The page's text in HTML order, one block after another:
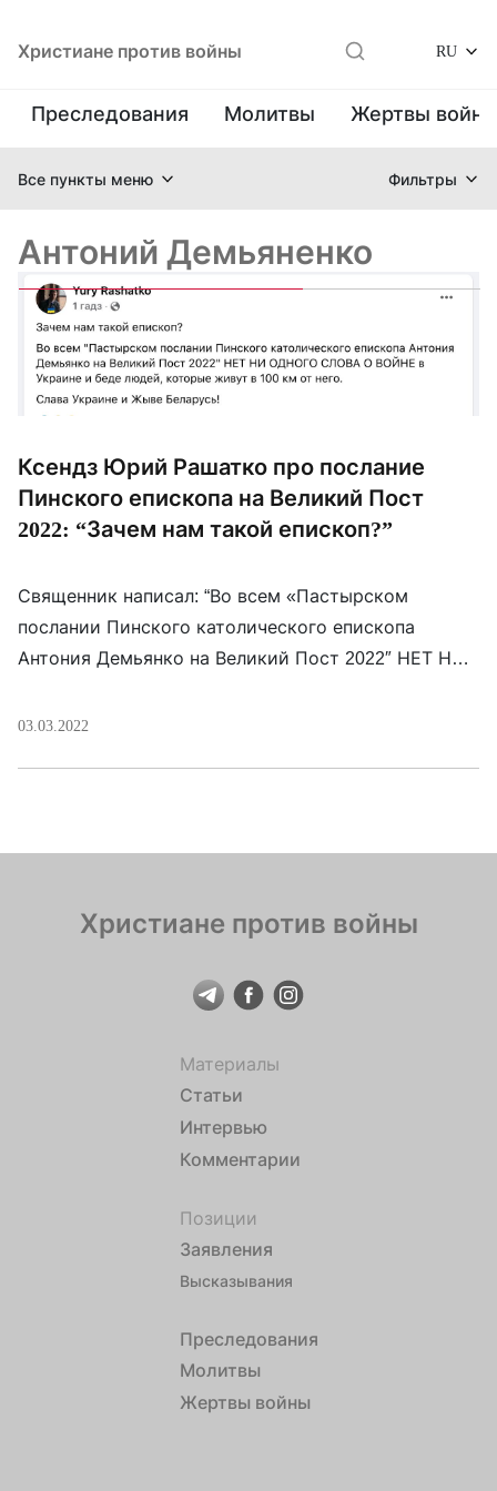
Христиане против войны RU
Преследования Молитвы Жертвы
Все пункты меню Фильтры
Антоний Демьяненко
Ксендз Юрий Рашатко про послание
Пинского епископа на Великий Пост
2022: “Зачем нам такой епископ?”
Священник написал: “Во всем «Пастырском
послании Пинского католического епископа
Антония Демьянко на Великий Пост 2022″ НЕТ НИ
которые живут в 100 км от него. Слава Украине и
03.03.2022
Христиане против войны
Материалы
Статьи
Интервью
Комментарии
Позиции
Заявления
Высказывания
Преследования
Молитвы
Жертвы войны